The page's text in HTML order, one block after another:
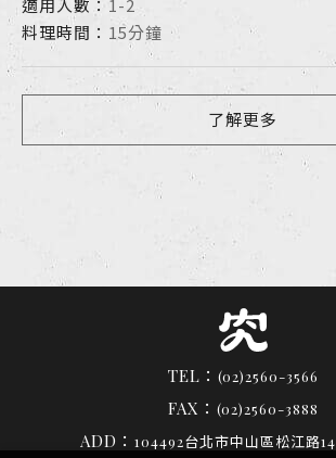
料理時間： 15分鐘
了解更多
TEL： (02)2560-3566
FAX： (02)2560-3888
ADD： 104492台北市中山區松江路